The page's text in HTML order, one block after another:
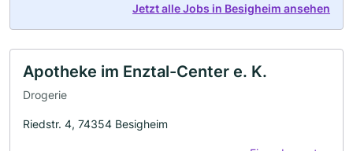
Jetzt alle Jobs in Besigheim ansehen
Apotheke im Enztal-Center e. K.
Drogerie
Riedstr. 4, 74354 Besigheim